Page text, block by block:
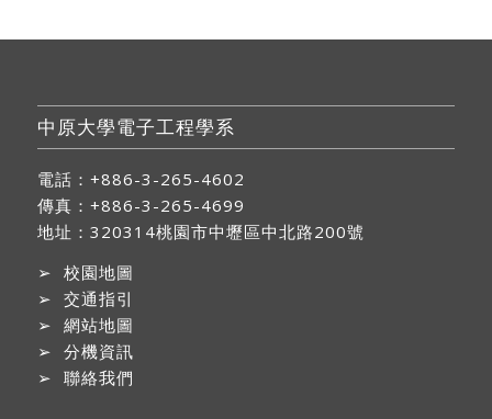
中原大學電子工程學系
電話：+886-3-265-4602
傳真：+886-3-265-4699
地址： 320314桃園市中壢區中北路200號
➢ 校園地圖
➢ 交通指引
➢ 網站地圖
➢ 分機資訊
➢ 聯絡我們